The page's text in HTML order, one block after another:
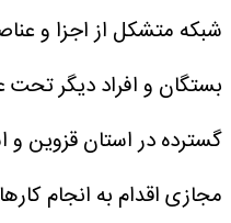
شبکه متشکل از اجزا و
بستگان و افراد دیگر تحت
گسترده در استان قزوین
مجازی اقدام به انجام